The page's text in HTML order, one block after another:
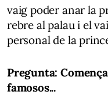
vaig poder anar la
rebre al palau i el
personal de la
Pregunta:
famosos...